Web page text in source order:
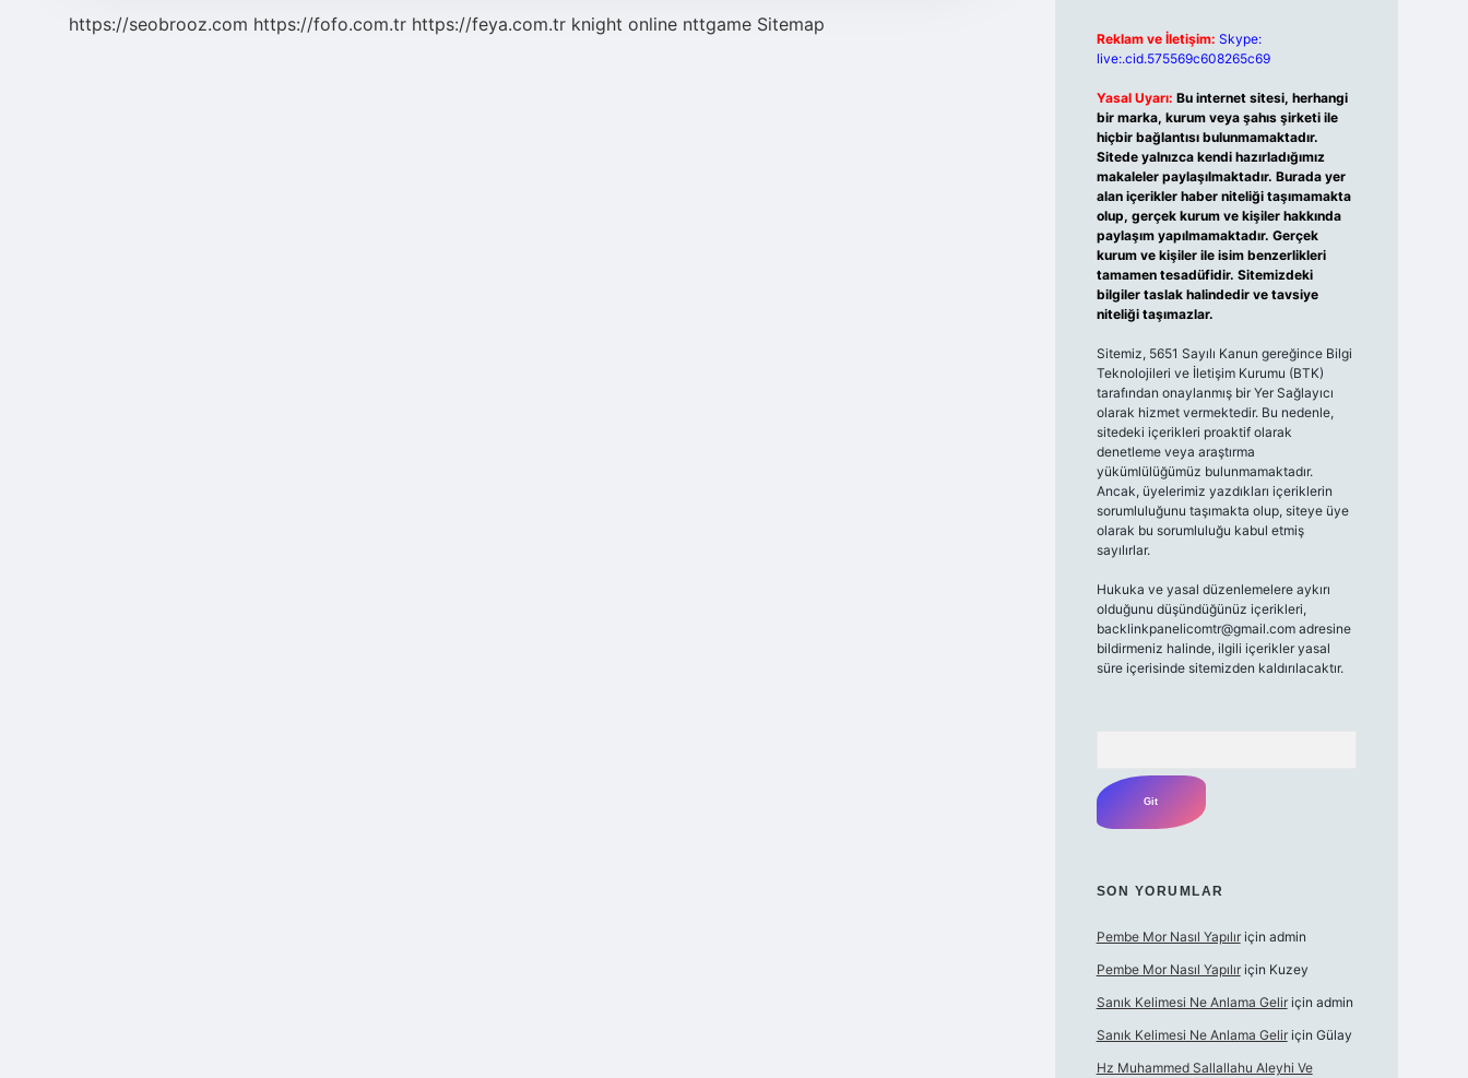
https://seobrooz.com https://fofo.com.tr https://feya.com.tr knight online nttgame Sitemap
Reklam ve İletişim: Skype:
live:.cid.575569c608265c69
Yasal Uyarı: Bu internet sitesi, herhangi
bir marka, kurum veya şahıs şirketi ile
hiçbir bağlantısı bulunmamaktadır.
Sitede yalnızca kendi hazırladığımız
makaleler paylaşılmaktadır. Burada yer
alan içerikler haber niteliği taşımamakta
olup, gerçek kurum ve kişiler hakkında
paylaşım yapılmamaktadır. Gerçek
kurum ve kişiler ile isim benzerlikleri
tamamen tesadüfidir. Sitemizdeki
bilgiler taslak halindedir ve tavsiye
niteliği taşımazlar.
Sitemiz, 5651 Sayılı Kanun gereğince Bilgi
Teknolojileri ve İletişim Kurumu (BTK)
tarafından onaylanmış bir Yer Sağlayıcı
olarak hizmet vermektedir. Bu nedenle,
sitedeki içerikleri proaktif olarak
denetleme veya araştırma
yükümlülüğümüz bulunmamaktadır.
Ancak, üyelerimiz yazdıkları içeriklerin
sorumluluğunu taşımakta olup, siteye üye
olarak bu sorumluluğu kabul etmiş
sayılırlar.
Hukuka ve yasal düzenlemelere aykırı
olduğunu düşündüğünüz içerikleri,
backlinkpanelicomtr@gmail.comadresine
bildirmeniz halinde, ilgili içerikler yasal
süre içerisinde sitemizden kaldırılacaktır.
SON YORUMLAR
Pembe Mor Nasıl Yapılıriçin admin
Pembe Mor Nasıl Yapılıriçin Kuzey
Sanık Kelimesi Ne Anlama Geliriçin admin
Sanık Kelimesi Ne Anlama Geliriçin Gülay
Hz Muhammed Sallallahu Aleyhi Ve